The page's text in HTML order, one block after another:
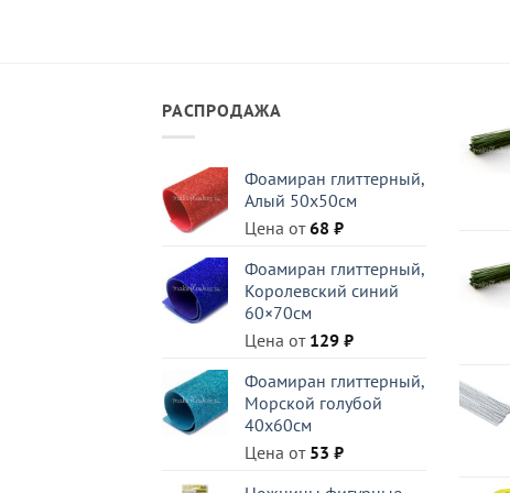
РАСПРОДАЖА
Фоамиран глиттерный,
Алый 50x50см
Цена от68 ₽
Фоамиран глиттерный,
Королевский синий
60×70см
Цена от 129 ₽
Фоамиран глиттерный,
Морской голубой
40x60см
Цена от 53 ₽